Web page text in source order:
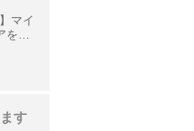
マイ
を刷
す